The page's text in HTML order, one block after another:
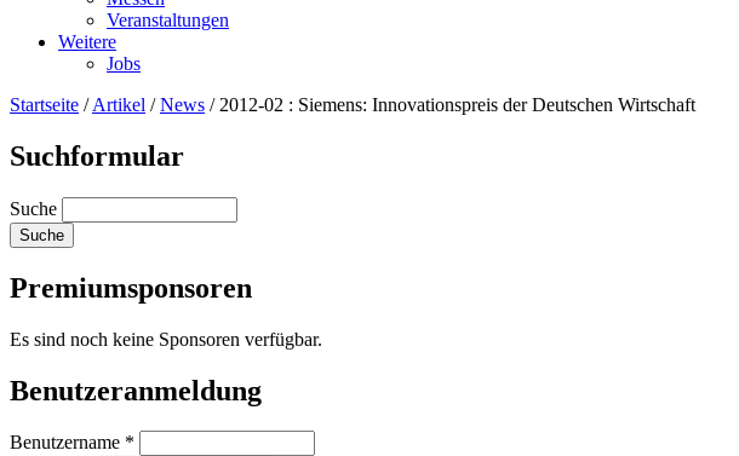
Veranstaltungen
Weitere
Jobs
Startseite /Artikel /News / 2012-02 : Siemens: Innovationspreis der Deutschen Wirtschaft
Suchformular
Suche
Premiumsponsoren
Es sind noch keine Sponsoren verfügbar.
Benutzeranmeldung
Benutzername *